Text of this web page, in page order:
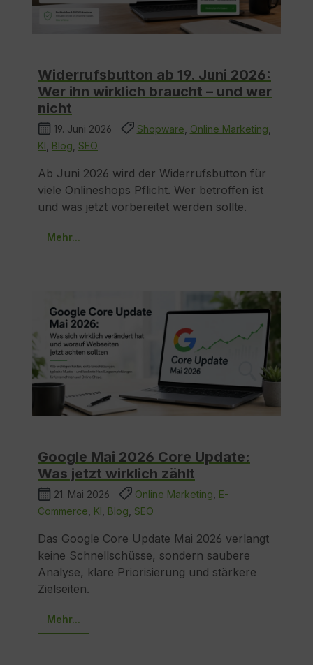
Widerrufsbutton ab 19. Juni 2026:
Wer ihn wirklich braucht – und wer
nicht
19. Juni 2026 Shopware Online Marketing
KI Blog SEO
Ab Juni 2026 wird der Widerrufsbutton für
viele Onlineshops Pflicht. Wer betroffen ist
und was jetzt vorbereitet werden sollte.
Mehr...
Google Mai 2026 Core Update:
Was jetzt wirklich zählt
21. Mai 2026 Online Marketing E-
Commerce KI Blog SEO
Das Google Core Update Mai 2026 verlangt
keine Schnellschüsse, sondern saubere
Analyse, klare Priorisierung und stärkere
Zielseiten.
Mehr...